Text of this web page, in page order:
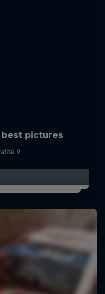
best pictures
9